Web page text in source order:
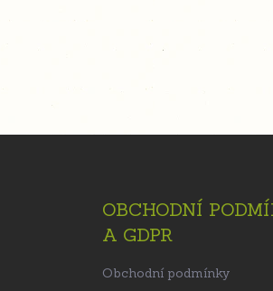
OBCHODNÍ
A GDPR
Obchodní podmínky